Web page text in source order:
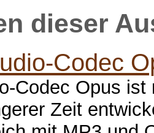
dieser
Codec
Codec Opus
Zeit